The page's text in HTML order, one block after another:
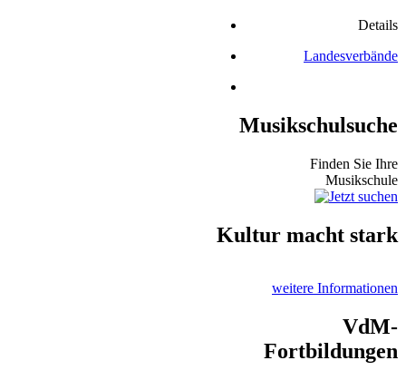
Details
Landesverbände
Musikschulsuche
Finden Sie Ihre
Musikschule
Kultur macht stark
weitere Informationen
VdM-
Fortbildungen